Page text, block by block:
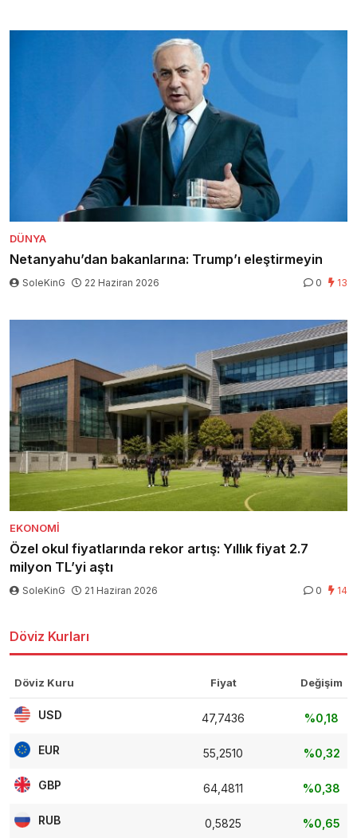
DÜNYA
Netanyahu’dan bakanlarına: Trump’ı eleştirmeyin
SoleKinG 22 Haziran 2026 0 13
EKONOMI
Özel okul fiyatlarında rekor artış: Yıllık fiyat 2.7
milyon TL’yi aştı
SoleKinG 21 Haziran 2026 0 14
Döviz Kurları
Döviz Kuru Fiyat Değişim
USD 47,7436 %0,18
EUR 55,2510 %0,32
GBP 64,4811 %0,38
RUB 0,5825 %0,65